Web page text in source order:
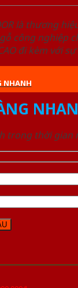
là thương
công nghiệp
đi kèm với
NHANH
trong thời gian